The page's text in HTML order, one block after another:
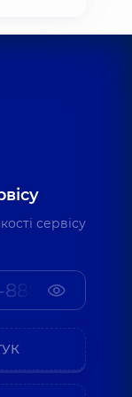
сервісу